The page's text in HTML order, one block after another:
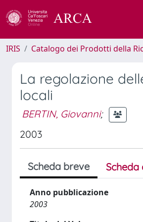
IRIS Catalogo dei Prodotti della
La regolazione
locali
BERTIN, Giovanni;
2003
Scheda breve
Anno pubblicazione
2003